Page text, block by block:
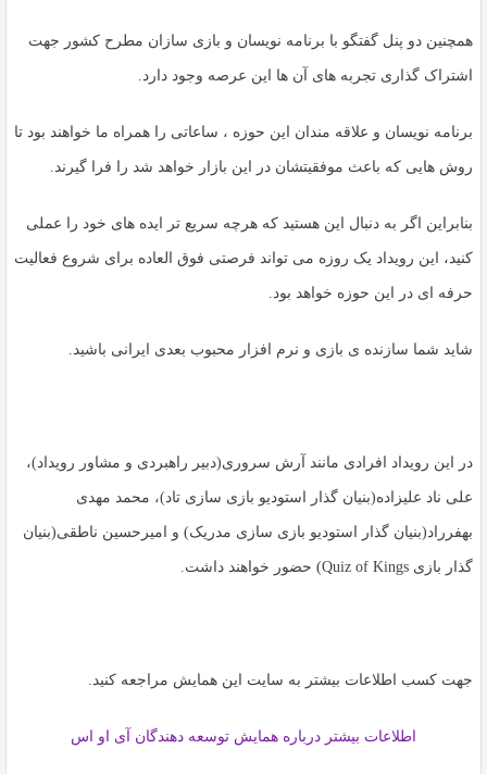
همچنین دو پنل گفتگو با برنامه نویسان و بازی سازان مطرح کشور جهت
اشتراک گذاری تجربه های آن ها این عرصه وجود دارد.
برنامه نویسان و علاقه مندان این حوزه ، ساعاتی را همراه ما خواهند بود تا
روش ‌هایی که باعث موفقیتشان در این بازار خواهد شد را فرا گیرند.
بنابراین اگر به دنبال این هستید که هرچه سریع‌ تر ایده‌ های خود را عملی
کنید، این رویداد یک روزه می‌ تواند فرصتی فوق العاده برای شروع فعالیت
حرفه ‌ای در این حوزه خواهد بود.
شاید شما سازنده ‌ی بازی و نرم افزار محبوب بعدی ایرانی باشید.
در این رویداد افرادی مانند آرش سروری(دبیر راهبردی و مشاور رویداد)،
علی ناد علیزاده(بنیان گذار استودیو بازی سازی تاد)، محمد مهدی
بهفرراد(بنیان گذار استودیو بازی سازی مدریک) و امیرحسین ناطقی(بنیان
گذار بازی Quiz of Kings) حضور خواهند داشت.
جهت کسب اطلاعات بیشتر به سایت این همایش مراجعه کنید.
اطلاعات بیشتر درباره همایش توسعه دهندگان آی او اس